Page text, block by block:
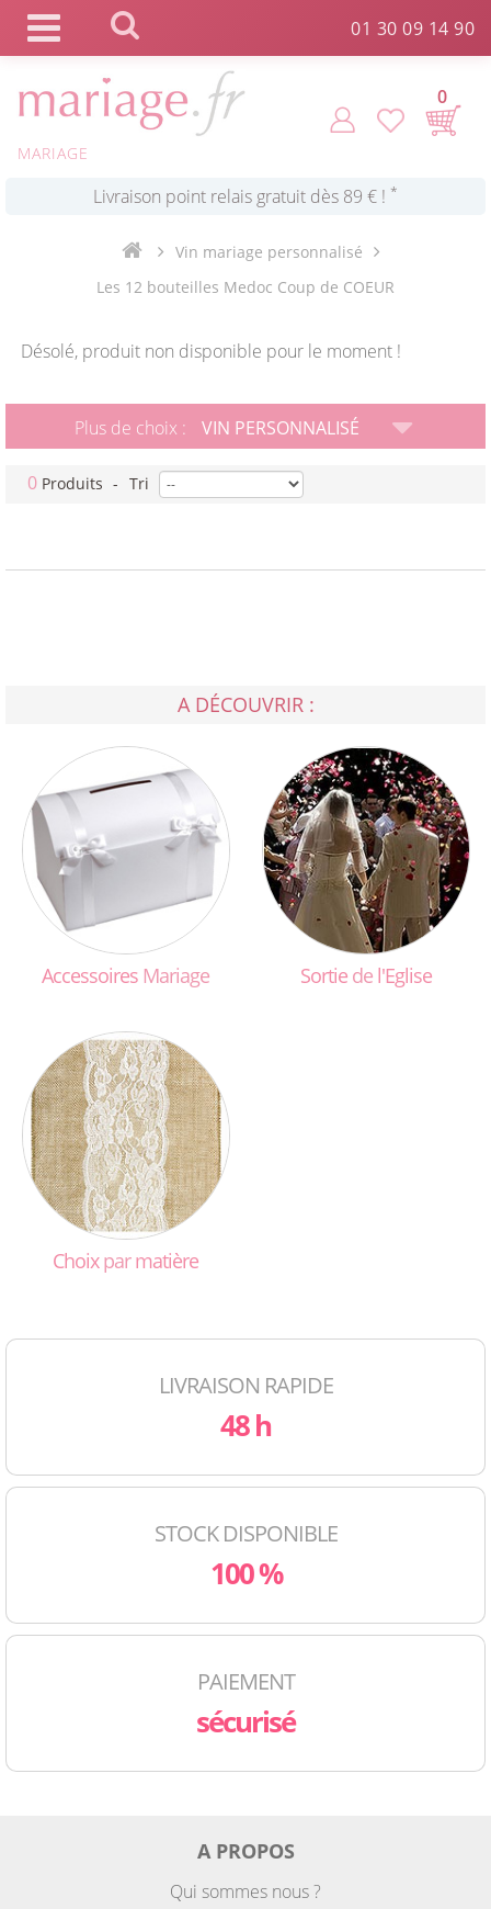
01 30 09 14 90
MARIAGE
0
Commande expédiée en 24h !
Click and Collect en 2 H gratuit !
Livraison point relais gratuit dès 89 € ! *
Vin mariage personnalisé
Les 12 bouteilles Medoc Coup de COEUR
Désolé, produit non disponible pour le moment !
Plus de choix : VIN PERSONNALISÉ
0 Produits - Tri
A DÉCOUVRIR :
Accessoires Mariage Sortie del'Eglise
Choixparmatière
LIVRAISON RAPIDE
48 h
STOCK DISPONIBLE
100 %
PAIEMENT
sécurisé
A PROPOS
Qui sommes nous ?
Panneau de gestion des cookies